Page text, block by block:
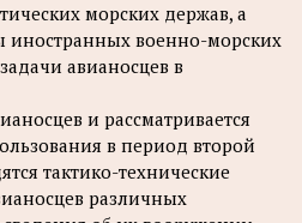
морских держав, а
иностранных военно-морских
авианосцев в
и рассматривается
в период второй
тактико-технические
различных